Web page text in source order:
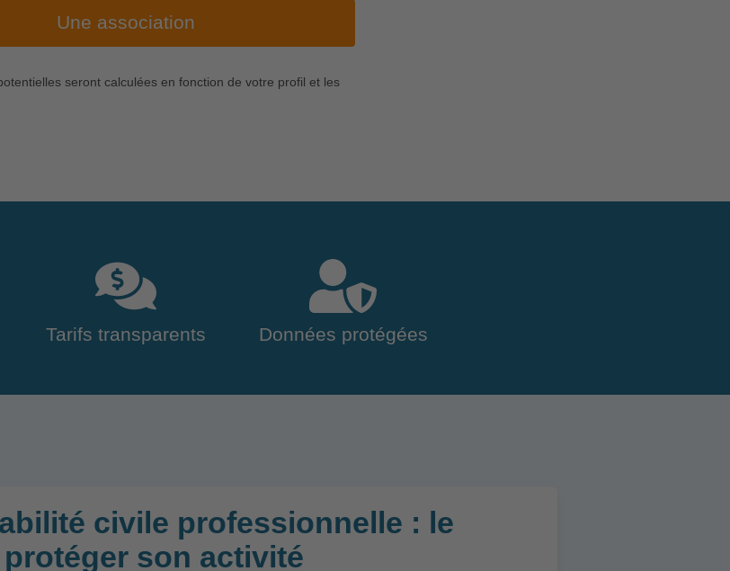
Une association
seront calculées en fonction de votre profil et les
Tarifs transparents Données protégées
civile professionnelle : le
son activité